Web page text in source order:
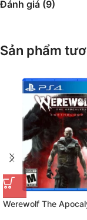
Đánh giá (9)
Sản phẩm
Werewolf The